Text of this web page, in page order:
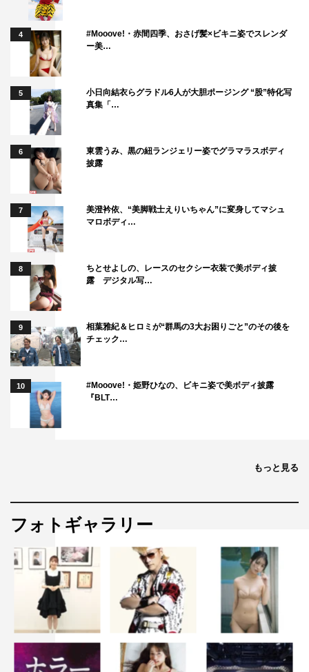
ふぉ～ゆ～ 中川翔子 井上芳雄
4
#Mooove!・赤間四季、おさげ髪×ビキニ姿でスレンダ
ー美…
5
小日向結衣らグラドル6人が大胆ポージング “股”特化写
真集「…
6
東雲うみ、黒の紐ランジェリー姿でグラマラスボディ
披露
7
美澄衿依、“美脚戦士えりいちゃん”に変身してマシュ
マロボディ…
8
ちとせよしの、レースのセクシー衣装で美ボディ披
露 デジタル写…
9
相葉雅紀＆ヒロミが“群馬の3大お困りごと”のその後を
チェック…
10
#Mooove!・姫野ひなの、ビキニ姿で美ボディ披露
『BLT…
もっと見る
フォトギャラリー